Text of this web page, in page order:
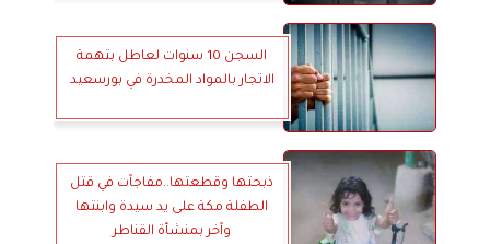
السجن 10 سنوات لعاطل بتهمة
الاتجار بالمواد المخدرة في بورسعيد
ذبحتها وقطعتها..مفاجآت في قتل
الطفلة مكة على يد سيدة وابنتها
وآخر بمنشأة القناطر